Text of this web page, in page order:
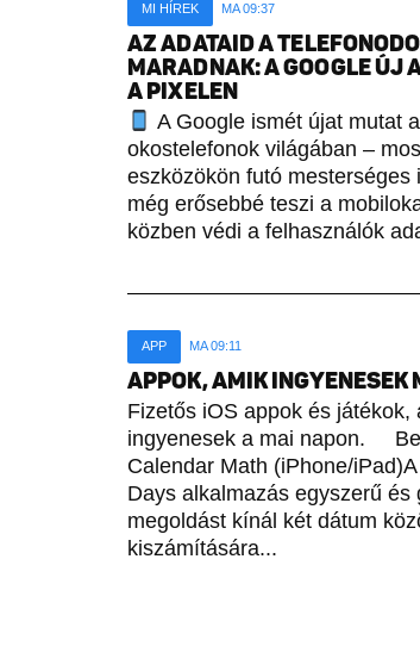
MI HÍREK MA 09:37
AZ ADATAID A
MARADNAK: A GOOGLE ÚJ
A PIXELEN
A Google ismét újat mutat
okostelefonok világában –
eszközökön futó mesterséges
még erősebbé teszi a
közben védi a felhasználók
APP MA 09:11
APPOK, AMIK INGYENESEK
Fizetős iOS appok és játékok,
ingyenesek a mai napon.
Calendar Math (iPhone/
Days alkalmazás egyszerű és
megoldást kínál két dátum
kiszámítására...